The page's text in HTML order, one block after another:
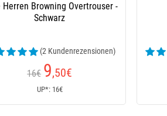
Herren Browning Overtrouser -
Schwarz
(2 Kundenrezensionen)
16€ 9,50€
UP*: 16€